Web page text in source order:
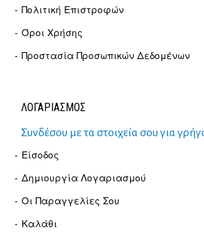
Πολιτική Επιστροφών
Όροι Χρήσης
Προστασία Προσωπικών Δεδομένων
ΛΟΓΑΡΙΑΣΜΟΣ
Συνδέσου με τα στοιχεία σου για
Είσοδος
Δημιουργία Λογαριασμού
Οι Παραγγελίες Σου
Καλάθι